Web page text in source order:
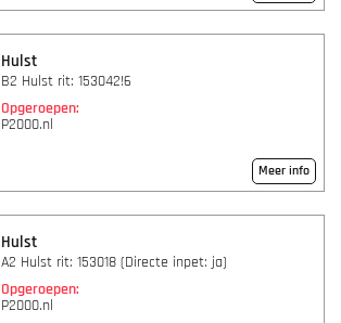
Hulst
B2 Hulst rit: 153042!6
Opgeroepen:
P2000.nl
Meer info
Hulst
A2 Hulst rit: 153018 (Directe inpet: ja)
Opgeroepen:
P2000.nl